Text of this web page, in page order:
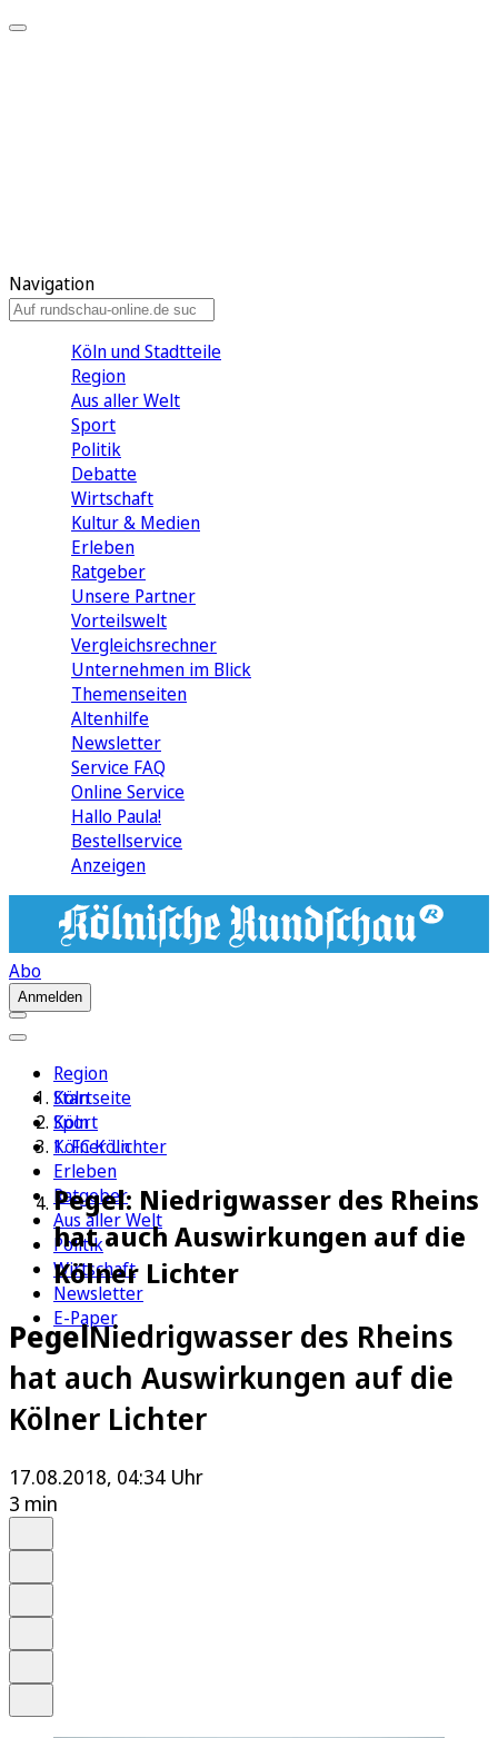
Navigation
Köln und Stadtteile
Region
Aus aller Welt
Sport
Politik
Debatte
Wirtschaft
Kultur & Medien
Erleben
Ratgeber
Unsere Partner
Vorteilswelt
Vergleichsrechner
Unternehmen im Blick
Themenseiten
Altenhilfe
Newsletter
Service FAQ
Online Service
Hallo Paula!
Bestellservice
Anzeigen
Abo
Anmelden
Region
Köln
Sport
1. FC Köln
Erleben
Ratgeber
Aus aller Welt
Politik
Wirtschaft
Newsletter
E-Paper
Startseite
Köln
Kölner Lichter
Pegel: Niedrigwasser des Rheins
hat auch Auswirkungen auf die
Kölner Lichter
PegelNiedrigwasser des Rheins
hat auch Auswirkungen auf die
Kölner Lichter
17.08.2018, 04:34 Uhr
3 min